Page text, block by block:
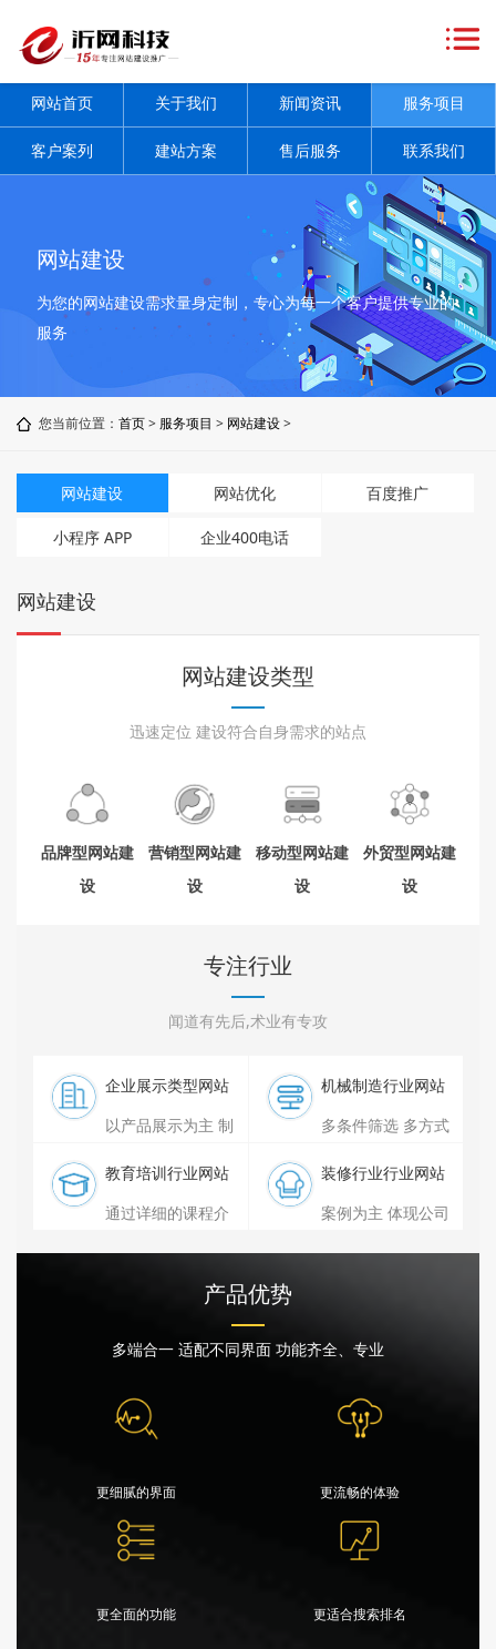
首
页
于
我
新
闻
服
案
服
务
系
我
网站首页 关于我们 新闻资讯 服务项目
客户案列 建站方案 售后服务 联系我们
网站建设
为您的网站建设需求量身定制，专心为每一个客户提供专业的
服务
您当前位置： 首页> 服务项目 > 网站建设>
网站建设 网站优化 百度推广
小程序 APP 企业400电话
网站建设
网站建设类型
迅速定位 建设符合自身需求的站点
品牌型网站建
设
营销型网站建
设
移动型网站建
设
外贸型网站建
设
专注行业
闻道有先后,术业有专攻
企业展示类型网站
以产品展示为主 制
基本
机械制造行业网站
多条件筛选 多方式
教育培训行业网站
通过详细的课程介
装修行业行业网站
案例为主 体现公司
产品优势
多端合一 适配不同界面 功能齐全、专业
更细腻的界面 更流畅的体验
更全面的功能 更适合搜索排名